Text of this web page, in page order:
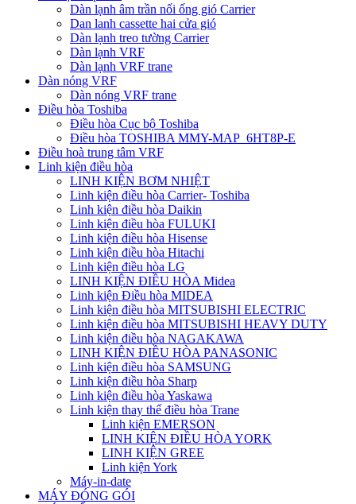
Dàn lạnh âm trần nối ống gió Carrier
Dan lanh cassette hai cửa gió
Dàn lạnh treo tường Carrier
Dàn lạnh VRF
Dàn lạnh VRF trane
Dàn nóng VRF
Dàn nóng VRF trane
Điều hòa Toshiba
Điều hòa Cục bộ Toshiba
Điều hòa TOSHIBA MMY-MAP_6HT8P-E
Điều hoà trung tâm VRF
Linh kiện điều hòa
LINH KIỆN BƠM NHIỆT
Linh kiện điều hòa Carrier- Toshiba
Linh kiện điều hòa Daikin
Linh kiện điều hòa FULUKI
Linh kiện điều hòa Hisense
Linh kiện điều hòa Hitachi
Linh kiện điều hòa LG
LINH KIỆN ĐIỀU HÒA Midea
Linh kiện Điều hòa MIDEA
Linh kiện điều hòa MITSUBISHI ELECTRIC
Linh kiện điều hòa MITSUBISHI HEAVY DUTY
Linh kiện điều hòa NAGAKAWA
LINH KIỆN ĐIỀU HÒA PANASONIC
Linh kiện điều hòa SAMSUNG
Linh kiện điều hòa Sharp
Linh kiện điều hòa Yaskawa
Linh kiện thay thế điều hòa Trane
Linh kiện EMERSON
LINH KIỆN ĐIỀU HÒA YORK
LINH KIỆN GREE
Linh kiện York
Máy-in-date
MÁY ĐÓNG GÓI